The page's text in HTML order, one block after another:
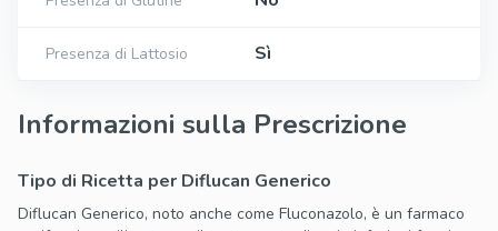
Presenza di Lattosio Sì
Informazioni sulla Prescrizione
Tipo di Ricetta per Diflucan Generico
Diflucan Generico, noto anche come Fluconazolo, è un farmaco